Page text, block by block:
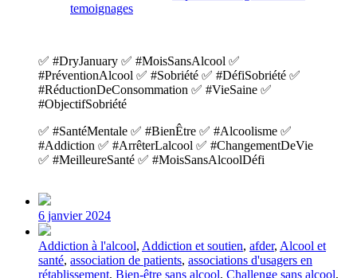
temoignages
✅ #DryJanuary ✅ #MoisSansAlcool ✅
#PréventionAlcool ✅ #Sobriété ✅ #DéfiSobriété ✅
#RéductionDeConsommation ✅ #VieSaine ✅
#ObjectifSobriété
✅ #SantéMentale ✅ #BienÊtre ✅ #Alcoolisme ✅
#Addiction ✅ #ArrêterLalcool ✅ #ChangementDeVie
✅ #MeilleureSanté ✅ #MoisSansAlcoolDéfi
Post
date
6 janvier 2024
Tagged
with
Addiction à l'alcool, Addiction et soutien, afder, Alcool et
santé, association de patients, associations d'usagers en
rétablissement, Bien-être sans alcool, Challenge sans alcool,